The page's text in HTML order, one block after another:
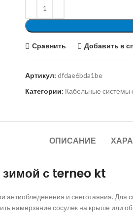
Сравнить Добавить в
Артикул:dfdae6bda1be
Категории: Кабельные системы
ОПИСАНИЕ
зимой с terneo kt
и снеготаяния. Для
намерзание сосулек на крыше или